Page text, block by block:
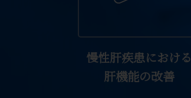
慢性肝疾患における
肝機能の改善